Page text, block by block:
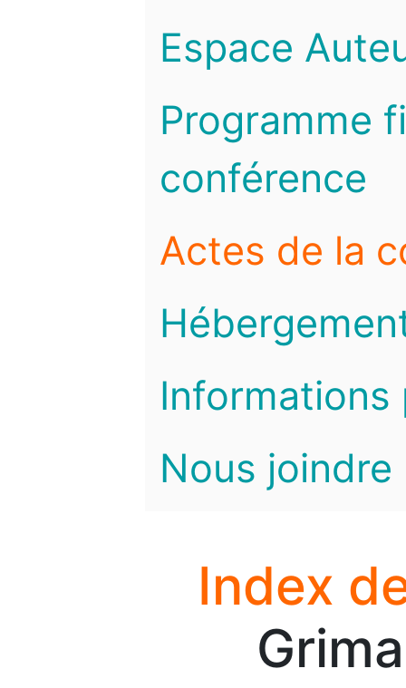
Espace
Programme
conférence
Actes de la
Informations
Nous joindre
Index